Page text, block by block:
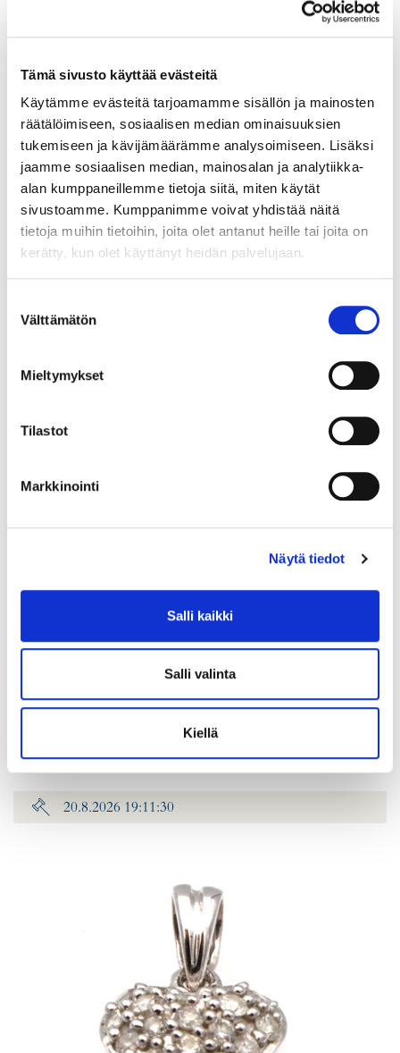
Tämä sivusto käyttää evästeitä
Käytämme evästeitä tarjoamamme sisällön ja mainosten
räätälöimiseen, sosiaalisen median ominaisuuksien
tukemiseen ja kävijämäärämme analysoimiseen. Lisäksi
jaamme sosiaalisen median, mainosalan ja analytiikka-
alan kumppaneillemme tietoja siitä, miten käytät
sivustoamme. Kumppanimme voivat yhdistää näitä
tietoja muihin tietoihin, joita olet antanut heille tai joita on
kerätty, kun olet käyttänyt heidän palvelujaan.
valinta
Välttämätön
Mieltymykset
Tilastot
Markkinointi
Näytä tiedot
Salli kaikki
Salli valinta
Kiellä
Sähköbasso Guyatone EB-25, valmistettu Japanissa, käytöstä
aiheutunutta kulumaa. Ota yhteys panttilainaamoon
kuljetusmaksuista sopimiseksi. Paino: 0 g
140 €
Johtava huuto:tomba
Hakaniemen Pantti
Timanttisormus 2xn.0.40ct 1xn.0.80ct, koko 20¼, leveys 6-
15mm, 750br kelta-, valko- ja punakultaa, Paino: 11 g
Hakaniemen Pantti
20.8.2026 19:11:30